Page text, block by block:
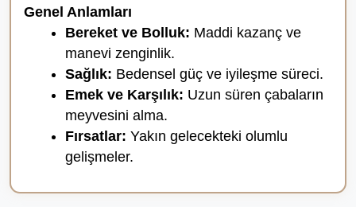
Genel Anlamları
Bereket ve Bolluk: Maddi kazanç ve
manevi zenginlik.
Sağlık: Bedensel güç ve iyileşme süreci.
Emek ve Karşılık: Uzun süren çabaların
meyvesini alma.
Fırsatlar: Yakın gelecekteki olumlu
gelişmeler.